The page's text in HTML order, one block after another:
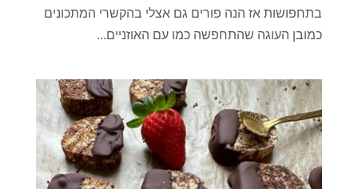
בתחפושות אז הנה פורים גם אצלי בהקשרי המתכונים
כמובן העוגה שהתחפשה כמו עם האוזניים...